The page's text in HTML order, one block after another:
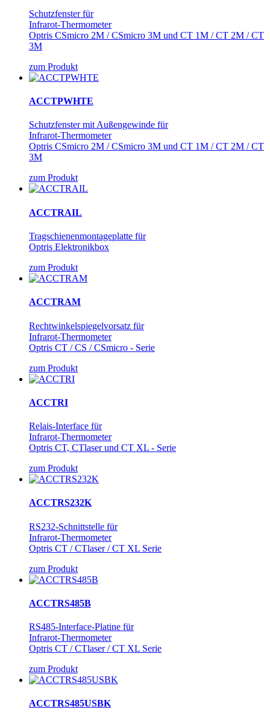
Schutzfenster für
Infrarot-Thermometer
Optris CSmicro 2M / CSmicro 3M und CT 1M / CT 2M / CT
3M
zum Produkt
ACCTPWHTE
Schutzfenster mit Außengewinde für
Infrarot-Thermometer
Optris CSmicro 2M / CSmicro 3M und CT 1M / CT 2M / CT
3M
zum Produkt
ACCTRAIL
Tragschienenmontageplatte für
Optris Elektronikbox
zum Produkt
ACCTRAM
Rechtwinkelspiegelvorsatz für
Infrarot-Thermometer
Optris CT / CS / CSmicro - Serie
zum Produkt
ACCTRI
Relais-Interface für
Infrarot-Thermometer
Optris CT, CTlaser und CT XL - Serie
zum Produkt
ACCTRS232K
RS232-Schnittstelle für
Infrarot-Thermometer
Optris CT / CTlaser / CT XL Serie
zum Produkt
ACCTRS485B
RS485-Interface-Platine für
Infrarot-Thermometer
Optris CT / CTlaser / CT XL Serie
zum Produkt
ACCTRS485USBK